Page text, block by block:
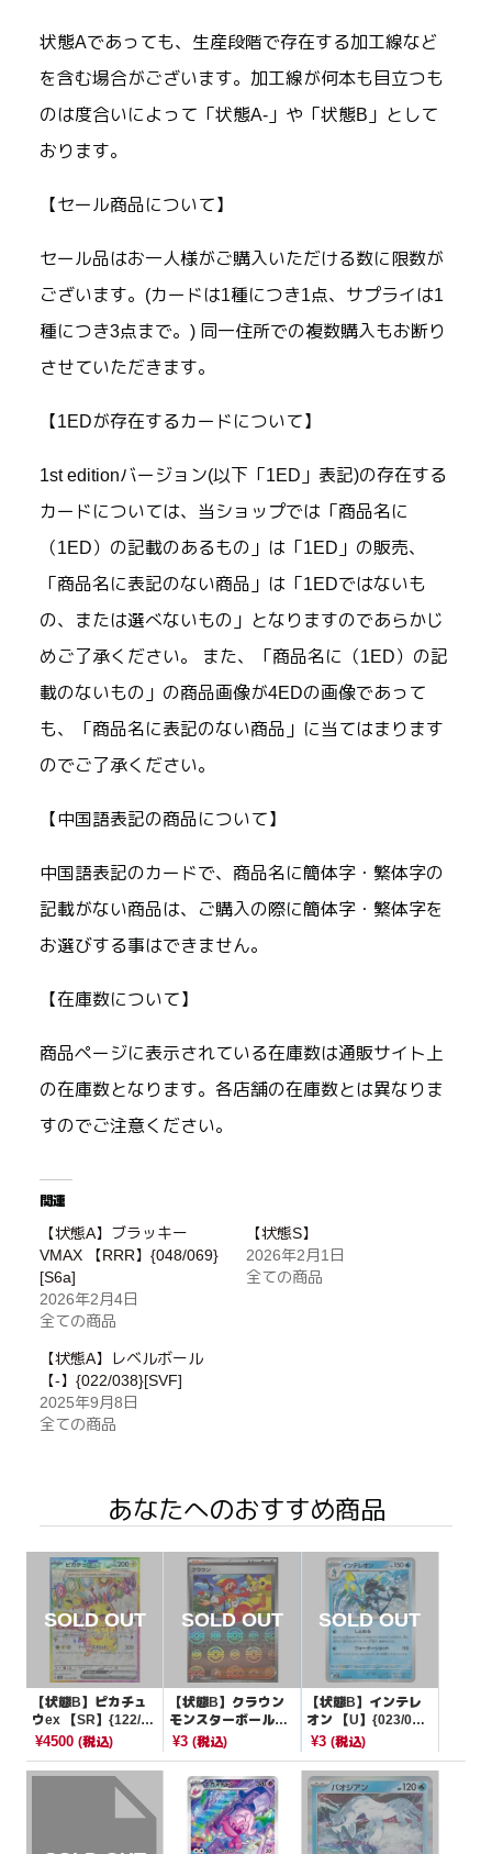
状態Aであっても、生産段階で存在する加工線など
を含む場合がございます。加工線が何本も目立つも
のは度合いによって「状態A-」や「状態B」として
おります。
【セール商品について】
セール品はお一人様がご購入いただける数に限数が
ございます。(カードは1種につき1点、サプライは1
種につき3点まで。) 同一住所での複数購入もお断り
させていただきます。
【1EDが存在するカードについて】
1st editionバージョン(以下「1ED」表記)の存在する
カードについては、当ショップでは「商品名に
（1ED）の記載のあるもの」は「1ED」の販売、
「商品名に表記のない商品」は「1EDではないも
の、または選べないもの」となりますのであらかじ
めご了承ください。 また、「商品名に（1ED）の記
載のないもの」の商品画像が4EDの画像であって
も、「商品名に表記のない商品」に当てはまります
のでご了承ください。
【中国語表記の商品について】
中国語表記のカードで、商品名に簡体字・繁体字の
記載がない商品は、ご購入の際に簡体字・繁体字を
お選びする事はできません。
【在庫数について】
商品ページに表示されている在庫数は通販サイト上
の在庫数となります。各店舗の在庫数とは異なりま
すのでご注意ください。
関連
【状態A】ブラッキー
VMAX 【RRR】{048/069}
[S6a]
2026年2月4日
全ての商品
【状態S】
2026年2月1日
全ての商品
【状態A】レベルボール
【-】{022/038}[SVF]
2025年9月8日
全ての商品
あなたへのおすすめ商品
【状態B】ピカチュ
ウex 【SR】{122/10
6}[SV8]
¥4500 (税込)
【状態B】クラウン
モンスターボールミ
ラー【U】{083/086}
¥3(税込)
【状態B】インテレ
オン 【U】{023/06
3}[M1S]
¥3 (税込)